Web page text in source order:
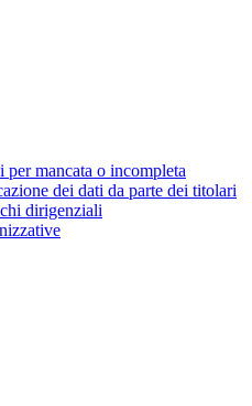
per mancata o incompleta
dei dati da parte dei titolari
dirigenziali